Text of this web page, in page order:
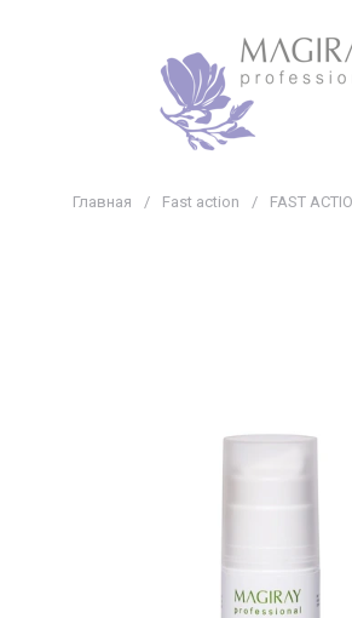
Главная / Fast action / FAST